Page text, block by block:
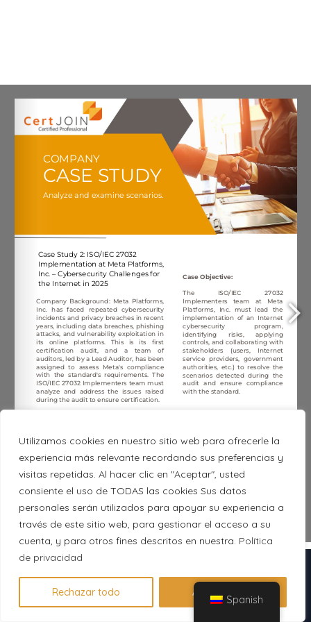
Utilizamos cookies en nuestro sitio web para ofrecerle la
experiencia más relevante recordando sus preferencias y
visitas repetidas. Al hacer clic en "Aceptar", usted
consiente el uso de TODAS las cookies Sus datos
personales serán utilizados para apoyar su experiencia a
través de este sitio web, para gestionar el acceso a su
cuenta, y para otros fines descritos en nuestra. Política
de privacidad
Rechazar todo Aceptar todo
1/5
Spanish
Descubre en 1 minuto qué
certificación se adapta a tu perfil
Hacer evaluación gratuita